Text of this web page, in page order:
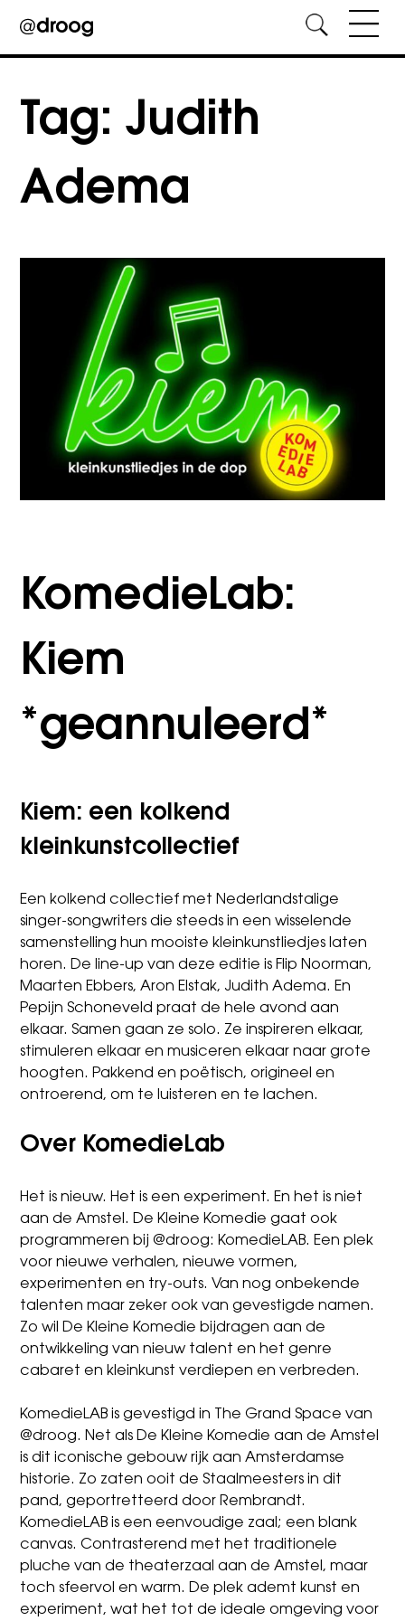
content
Tag:Judith
Adema
KomedieLab:
Kiem
*geannuleerd*
Kiem: een kolkend
kleinkunstcollectief
Een kolkend collectief met Nederlandstalige
singer-songwriters die steeds in een wisselende
samenstelling hun mooiste kleinkunstliedjes laten
horen. De line-up van deze editie is Flip Noorman,
Maarten Ebbers, Aron Elstak, Judith Adema. En
Pepijn Schoneveld praat de hele avond aan
elkaar. Samen gaan ze solo. Ze inspireren elkaar,
stimuleren elkaar en musiceren elkaar naar grote
hoogten. Pakkend en poëtisch, origineel en
ontroerend, om te luisteren en te lachen.
Over KomedieLab
Het is nieuw. Het is een experiment. En het is niet
aan de Amstel. De Kleine Komedie gaat ook
programmeren bij @droog: KomedieLAB. Een plek
voor nieuwe verhalen, nieuwe vormen,
experimenten en try-outs. Van nog onbekende
talenten maar zeker ook van gevestigde namen.
Zo wil De Kleine Komedie bijdragen aan de
ontwikkeling van nieuw talent en het genre
cabaret en kleinkunst verdiepen en verbreden.
KomedieLAB is gevestigd in The Grand Space van
@droog. Net als De Kleine Komedie aan de Amstel
is dit iconische gebouw rijk aan Amsterdamse
historie. Zo zaten ooit de Staalmeesters in dit
pand, geportretteerd door Rembrandt.
KomedieLAB is een eenvoudige zaal; een blank
canvas. Contrasterend met het traditionele
pluche van de theaterzaal aan de Amstel, maar
toch sfeervol en warm. De plek ademt kunst en
experiment, wat het tot de ideale omgeving voor